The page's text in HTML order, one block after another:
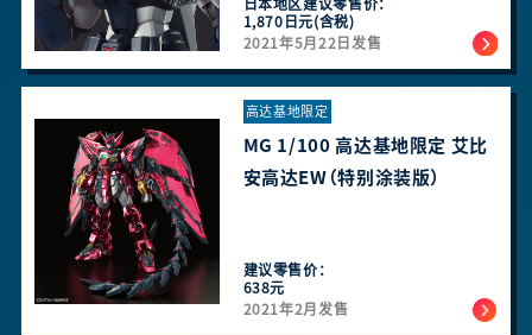
日本地区建议零售价：
1,870日元(含税)
2021年5月22日发售
高达基地限定
MG 1/100 高达基地限定 艾比
安高达EW（特别涂装版）
建议零售价：
638元
2021年2月发售